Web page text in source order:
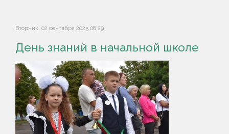
Вторник, 02 сентября 2025 08:29
День знаний в начальной школе